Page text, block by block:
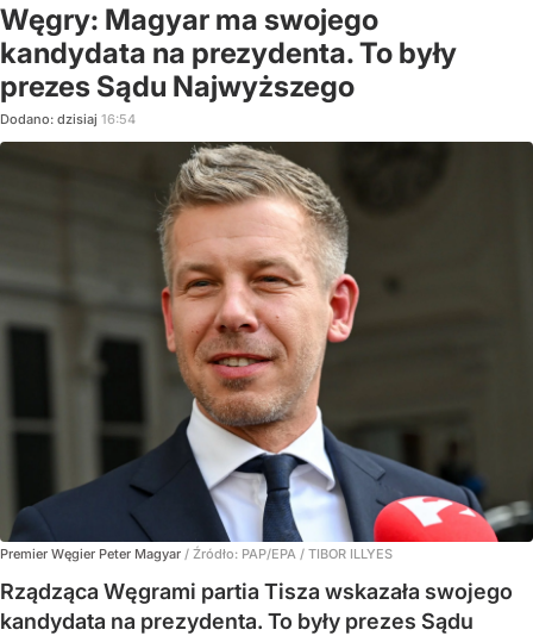
Węgry: Magyar ma swojego
kandydata na prezydenta. To były
prezes Sądu Najwyższego
Dodano: dzisiaj 16:54
Premier Węgier Peter Magyar / Źródło: PAP/EPA / TIBOR ILLYES
Rządząca Węgrami partia Tisza wskazała swojego
kandydata na prezydenta. To były prezes Sądu